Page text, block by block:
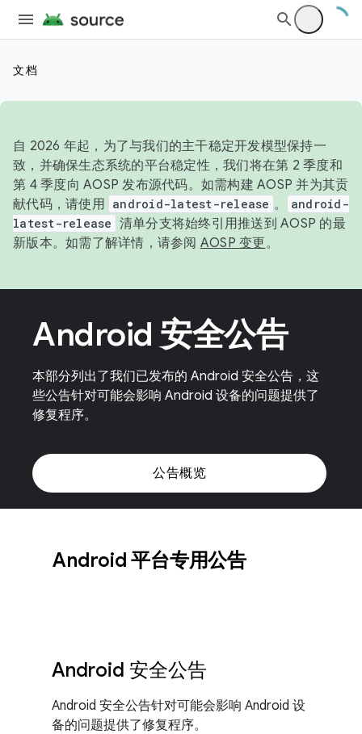
文档
自 2026 年起，为了与我们的主干稳定开发模型保持一
致，并确保生态系统的平台稳定性，我们将在第 2 季度和
第 4 季度向 AOSP 发布源代码。如需构建 AOSP 并为其贡
献代码，请使用 android-latest-release 。
android-
latest-release 清单分支将始终引用推送到 AOSP 的最
新版本。如需了解详情，请参阅 AOSP 变更。
Android 安全公告
本部分列出了我们已发布的 Android 安全公告，这
些公告针对可能会影响 Android 设备的问题提供了
修复程序。
公告概览
Android 平台专用公告
Android 安全公告
Android 安全公告针对可能会影响 Android 设
备的问题提供了修复程序。